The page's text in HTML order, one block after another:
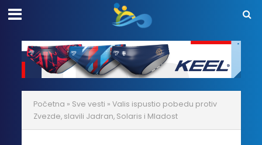
Početna » Sve vesti » Valis ispustio pobedu protiv
Zvezde, slavili Jadran, Solaris i Mladost